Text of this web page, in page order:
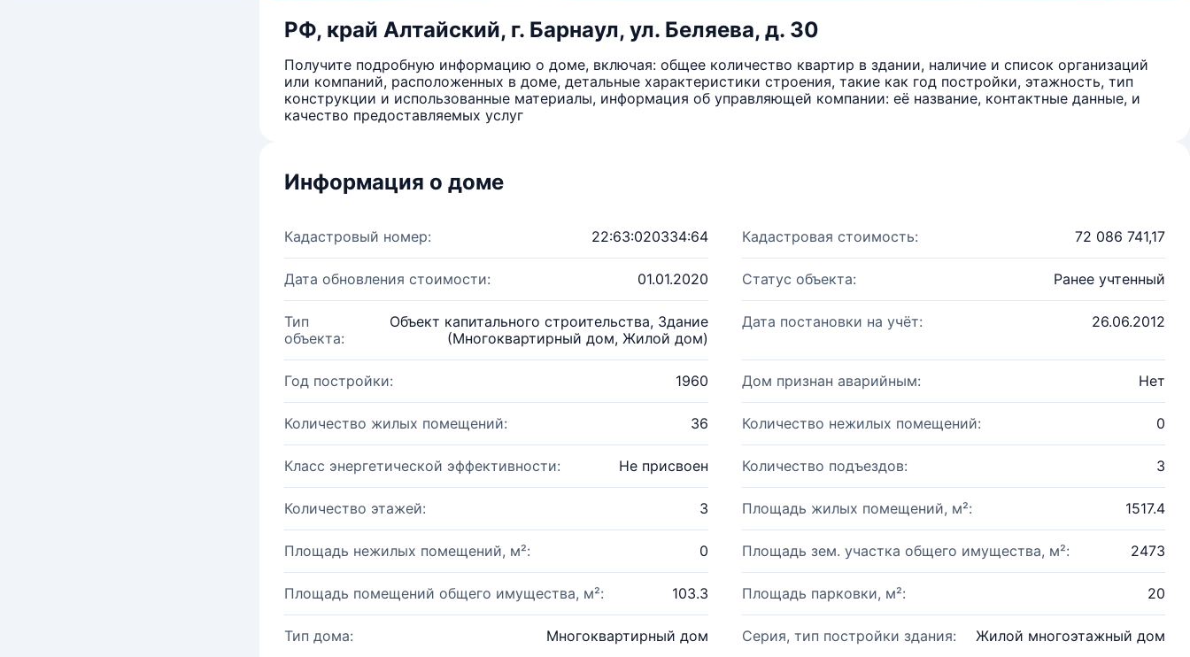
РФ, край Алтайский, г. Барнаул, ул. Беляева, д. 30
Получите подробную информацию о доме, включая: общее количество квартир в здании, наличие и список организаций
или компаний, расположенных в доме, детальные характеристики строения, такие как год постройки, этажность, тип
конструкции и использованные материалы, информация об управляющей компании: её название, контактные данные, и
качество предоставляемых услуг
Информация о доме
Кадастровый номер: 22:63:020334:64 Кадастровая стоимость: 72 086 741,17
Дата обновления стоимости: 01.01.2020 Статус объекта: Ранее учтенный
Тип
объекта:
Объект капитального строительства, Здание
(Многоквартирный дом, Жилой дом)
Дата постановки на учёт: 26.06.2012
Год постройки: 1960 Дом признан аварийным: Нет
Количество жилых помещений: 36 Количество нежилых помещений: 0
Класс энергетической эффективности: Не присвоен Количество подъездов: 3
Количество этажей: 3 Площадь жилых помещений, м²: 1517.4
Площадь нежилых помещений, м²: 0 Площадь зем. участка общего имущества, м²: 2473
Площадь помещений общего имущества, м²: 103.3 Площадь парковки, м²: 20
Тип дома: Многоквартирный дом Серия, тип постройки здания: Жилой многоэтажный дом